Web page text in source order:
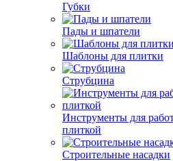
Губки
Пады и шпатели
Шаблоны для плитки
Струбцина
Инструменты для
плиткой
Строительные насадки